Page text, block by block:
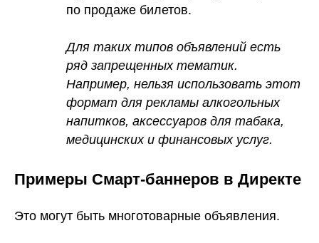
по продаже билетов.
Для таких типов объявлений есть
ряд запрещенных тематик.
Например, нельзя использовать этот
формат для рекламы алкогольных
напитков, аксессуаров для табака,
медицинских и финансовых услуг.
Примеры Смарт-баннеров в Директе
Это могут быть многотоварные объявления.